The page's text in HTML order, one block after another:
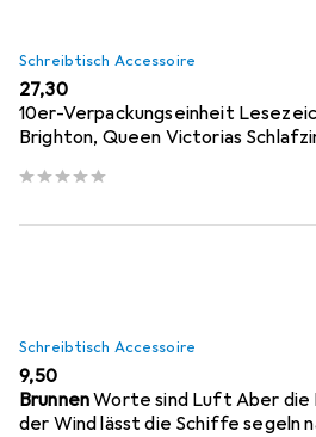
Schreibtisch Accessoire
EUR
27,30
10er-Verpackungseinheit
Brighton, Queen Victorias
Schreibtisch Accessoire
EUR
9,50
BrunnenWorte sind Luft Aber die
der Wind lässt die Schiffe segeln